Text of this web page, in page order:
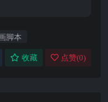
脚本
收藏 点赞(0)